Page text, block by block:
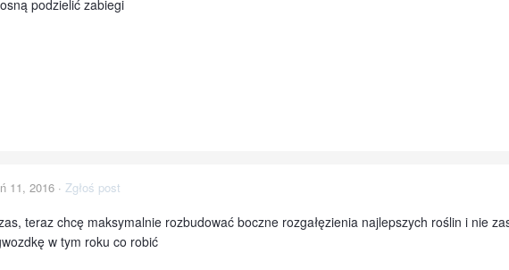
podzielić zabiegi
11, 2016 · Zgłoś post
teraz chcę maksymalnie rozbudować boczne rozgałęzienia najlepszych roślin i nie
w tym roku co robić